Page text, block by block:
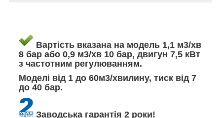
Вартість вказана на модель 1,1 м3/хв
8 бар або 0,9 м3/хв 10 бар, двигун 7,5 кВт
з частотним регулюванням.
Моделі від 1 до 60м3/хвилину, тиск від 7
до 40 бар.
Заводська гарантія 2 роки!